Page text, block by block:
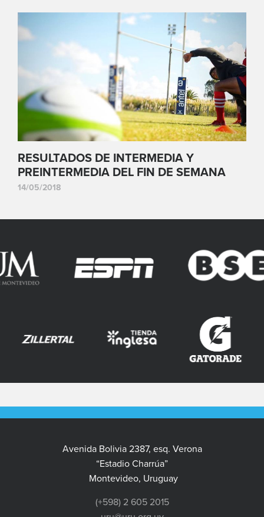
RESULTADOS DE INTERMEDIA Y
PREINTERMEDIA DEL FIN DE SEMANA
14/05/2018
Avenida Bolivia 2387, esq. Verona
“Estadio Charrúa”
Montevideo, Uruguay
(+598) 2 605 2015